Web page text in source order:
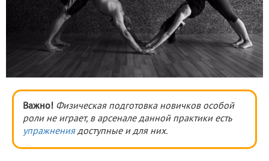
Важно! Физическая подготовка новичков особой
роли не играет, в арсенале данной практики есть
упражнениядоступные и для них.